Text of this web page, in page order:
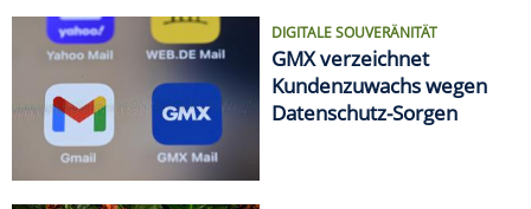
DIGITALE SOUVERÄNITÄT
GMX verzeichnet
Kundenzuwachs wegen
Datenschutz-Sorgen